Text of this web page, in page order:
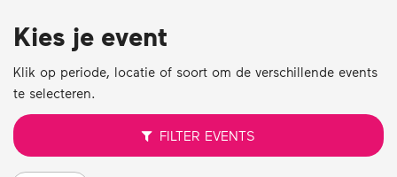
Kies je event
Klik op periode, locatie of soort om de verschillende events
te selecteren.
FILTER EVENTS